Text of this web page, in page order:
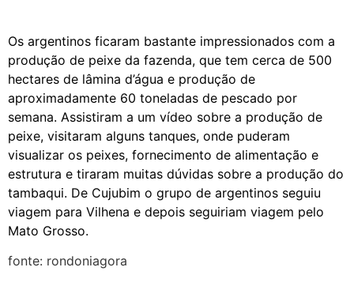
Os argentinos ficaram bastante impressionados com a
produção de peixe da fazenda, que tem cerca de 500
hectares de lâmina d’água e produção de
aproximadamente 60 toneladas de pescado por
semana. Assistiram a um vídeo sobre a produção de
peixe, visitaram alguns tanques, onde puderam
visualizar os peixes, fornecimento de alimentação e
estrutura e tiraram muitas dúvidas sobre a produção do
tambaqui. De Cujubim o grupo de argentinos seguiu
viagem para Vilhena e depois seguiriam viagem pelo
Mato Grosso.
fonte: rondoniagora